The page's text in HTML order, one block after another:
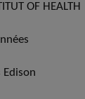
OF HEALTH
Edison